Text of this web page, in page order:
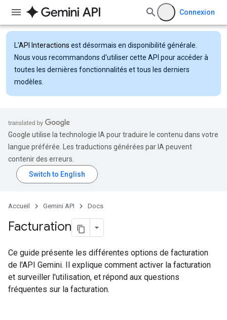
Connexion
L'API Interactions est désormais en disponibilité générale.
Nous vous recommandons d'utiliser cette API pour accéder à
toutes les dernières fonctionnalités et tous les derniers
modèles.
Google utilise la technologie IA pour traduire le contenu dans votre
langue préférée. Les traductions générées par IA peuvent
contenir des erreurs.
Accueil Gemini API Docs
Facturation
Ce guide présente les différentes options de facturation
de l'API Gemini. Il explique comment activer la facturation
et surveiller l'utilisation, et répond aux questions
fréquentes sur la facturation.